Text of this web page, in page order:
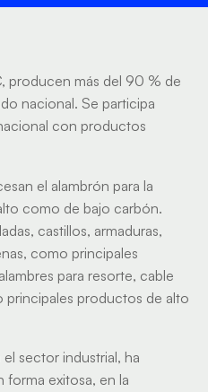
producen más del 90 % de
nacional. Se participa
con productos
el alambrón para la
como de bajo carbón.
castillos, armaduras,
como principales
para resorte, cable
principales productos de alto
sector industrial, ha
forma exitosa, en la